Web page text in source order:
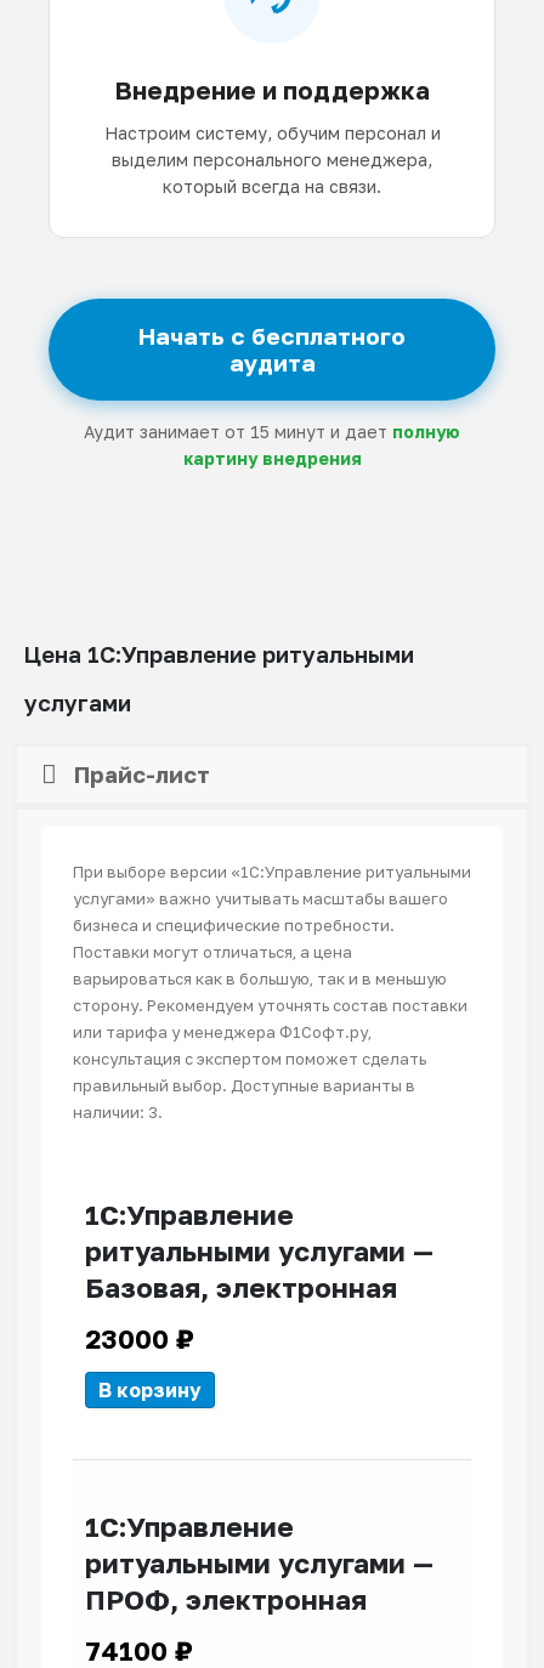
Внедрение и поддержка
Настроим систему, обучим персонал и
выделим персонального менеджера,
который всегда на связи.
Начать с бесплатного
аудита
Аудит занимает от 15 минут и дает полную
картину внедрения
Цена 1С:Управление ритуальными
услугами
Прайс-лист
При выборе версии «1С:Управление ритуальными
услугами» важно учитывать масштабы вашего
бизнеса и специфические потребности.
Поставки могут отличаться, а цена
варьироваться как в большую, так и в меньшую
сторону. Рекомендуем уточнять состав поставки
или тарифа у менеджера Ф1Софт.ру,
консультация с экспертом поможет сделать
правильный выбор. Доступные варианты в
наличии: 3.
1С:Управление
ритуальными услугами —
Базовая, электронная
23000 ₽
В корзину
1С:Управление
ритуальными услугами —
ПРОФ, электронная
74100 ₽